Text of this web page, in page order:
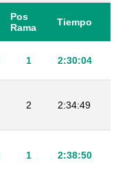
Pos
Rama
Tiempo
1 2:30:04
2 2:34:49
1 2:38:50